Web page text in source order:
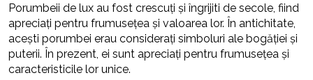
Porumbeii de lux au fost crescuți și îngrijiti de secole, fiind
apreciați pentru frumusețea și valoarea lor. În antichitate,
acești porumbei erau considerați simboluri ale bogăției și
puterii. În prezent, ei sunt apreciați pentru frumusețea și
caracteristicile lor unice.